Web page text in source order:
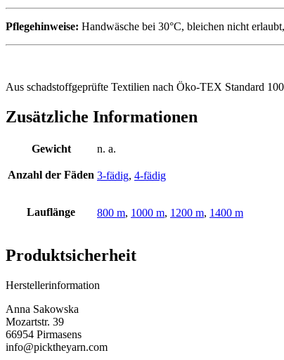
Pflegehinweise: Handwäsche bei 30°C, bleichen nicht
Aus schadstoffgeprüfte Textilien nach Öko-TEX Standard
Zusätzliche Informationen
Gewicht n. a.
Anzahl der Fäden 3-fädig, 4-fädig
Lauflänge 800 m, 1000 m, 1200 m, 1400 m
Produktsicherheit
Herstellerinformation
Anna Sakowska
Mozartstr. 39
66954 Pirmasens
info@picktheyarn.com